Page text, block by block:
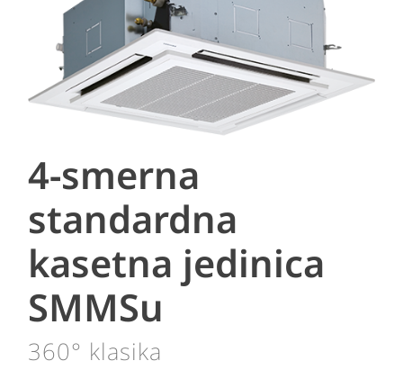
4-smerna
standardna
kasetna jedinica
SMMSu
360° klasika